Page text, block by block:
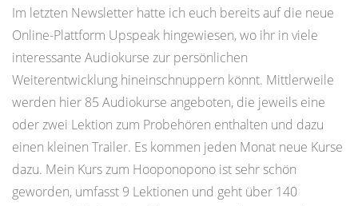
Im letzten Newsletter hatte ich euch bereits auf die neue
Online-Plattform Upspeak hingewiesen, wo ihr in viele
interessante Audiokurse zur persönlichen
Weiterentwicklung hineinschnuppern könnt. Mittlerweile
werden hier 85 Audiokurse angeboten, die jeweils eine
oder zwei Lektion zum Probehören enthalten und dazu
einen kleinen Trailer. Es kommen jeden Monat neue Kurse
dazu. Mein Kurs zum Hooponopono ist sehr schön
geworden, umfasst 9 Lektionen und geht über 140